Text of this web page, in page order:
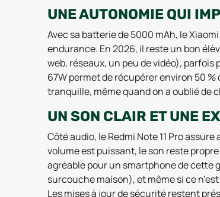
UNE AUTONOMIE QUI
Avec sa batterie de 5000 mAh, le
endurance. En 2026, il reste un bon
web, réseaux, un peu de vidéo),
67W permet de récupérer environ 50
tranquille, même quand on a oublié de
UN SON CLAIR ET UNE
Côté audio, le Redmi Note 11 Pro
volume est puissant, le son reste
agréable pour un smartphone de cette
surcouche maison), et même si ce
Les mises à jour de sécurité restent